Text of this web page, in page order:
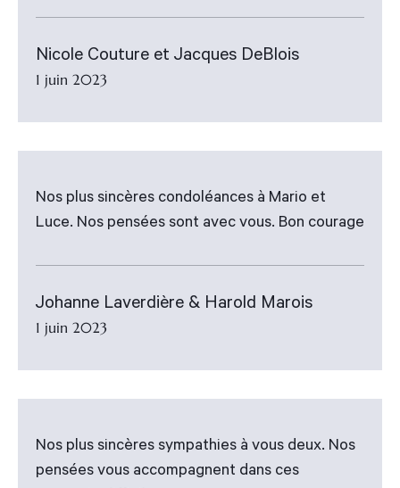
Nicole Couture et Jacques DeBlois
1 juin 2023
Nos plus sincères condoléances à Mario et
Luce. Nos pensées sont avec vous. Bon courage
Johanne Laverdière & Harold Marois
1 juin 2023
Nos plus sincères sympathies à vous deux. Nos
pensées vous accompagnent dans ces